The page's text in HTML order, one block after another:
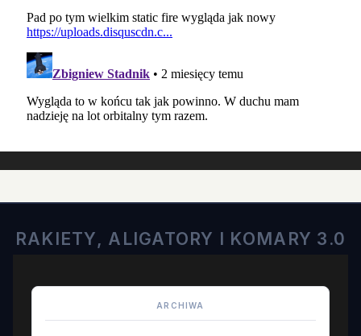
RAKIETY, ALIGATORY I KOMARY 3.0
ARCHIWA